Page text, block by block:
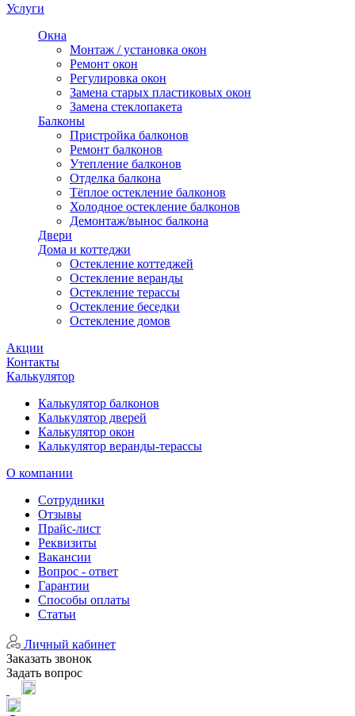
Услуги
Окна
Монтаж / установка окон
Ремонт окон
Регулировка окон
Замена старых пластиковых окон
Замена стеклопакета
Балконы
Пристройка балконов
Ремонт балконов
Утепление балконов
Отделка балкона
Тёплое остекление балконов
Холодное остекление балконов
Демонтаж/вынос балкона
Двери
Дома и коттеджи
Остекление коттеджей
Остекление веранды
Остекление терассы
Остекление беседки
Остекление домов
Акции
Контакты
Калькулятор
Калькулятор балконов
Калькулятор дверей
Калькулятор окон
Калькулятор веранды-терассы
О компании
Сотрудники
Отзывы
Прайс-лист
Реквизиты
Вакансии
Вопрос - ответ
Гарантии
Способы оплаты
Статьи
Личный кабинет
Заказать звонок
Задать вопрос